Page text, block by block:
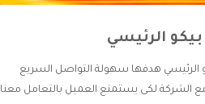
الرئيسي
الرئيسي هدفها سهولة التواصل السريع
الشركة لكى يستمتع العميل بالتعامل معنا